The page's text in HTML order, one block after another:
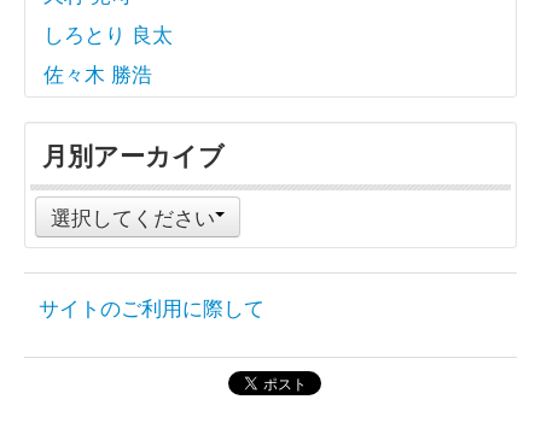
しろとり 良太
佐々木 勝浩
月別アーカイブ
選択してください
サイトのご利用に際して